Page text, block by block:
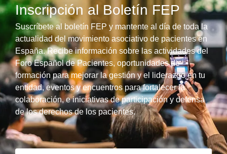
Inscripción al Boletín FEP
Suscríbete al boletín FEP y mantente al día de toda la
actualidad del movimiento asociativo de pacientes en
España. Recibe información sobre las actividades del
Foro Español de Pacientes, oportunidades de
formación para mejorar la gestión y el liderazgo en tu
entidad, eventos y encuentros para fortalecer la
colaboración, e iniciativas de participación y defensa
de los derechos de los pacientes.